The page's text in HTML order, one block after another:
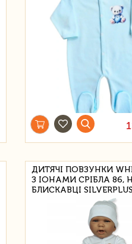
ДИТЯЧІ ПОВЗУНКИ
З ІОНАМИ СРІБЛА 86,
БЛИСКАВЦІ SILVERPLUS